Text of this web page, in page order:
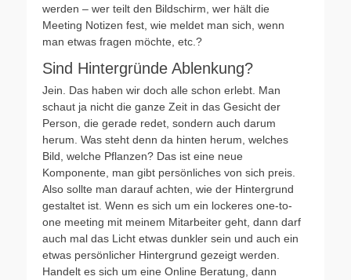
werden – wer teilt den Bildschirm, wer hält die
Meeting Notizen fest, wie meldet man sich, wenn
man etwas fragen möchte, etc.?
Sind Hintergründe Ablenkung?
Jein. Das haben wir doch alle schon erlebt. Man
schaut ja nicht die ganze Zeit in das Gesicht der
Person, die gerade redet, sondern auch darum
herum. Was steht denn da hinten herum, welches
Bild, welche Pflanzen? Das ist eine neue
Komponente, man gibt persönliches von sich preis.
Also sollte man darauf achten, wie der Hintergrund
gestaltet ist. Wenn es sich um ein lockeres one-to-
one meeting mit meinem Mitarbeiter geht, dann darf
auch mal das Licht etwas dunkler sein und auch ein
etwas persönlicher Hintergrund gezeigt werden.
Handelt es sich um eine Online Beratung, dann